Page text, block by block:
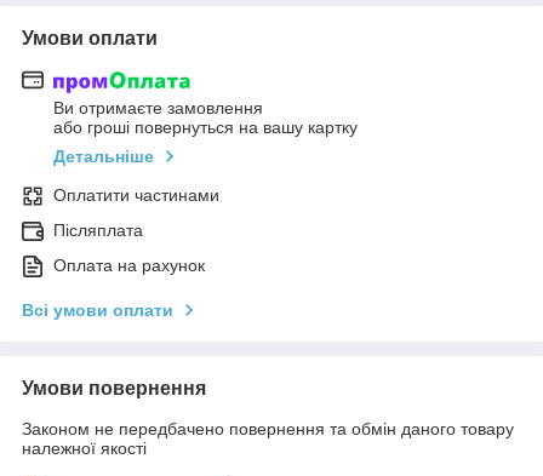
Умови оплати
Ви отримаєте замовлення
або гроші повернуться на вашу картку
Детальніше
Оплатити частинами
Післяплата
Оплата на рахунок
Всі умови оплати
Умови повернення
Законом не передбачено повернення та обмін даного товару
належної якості